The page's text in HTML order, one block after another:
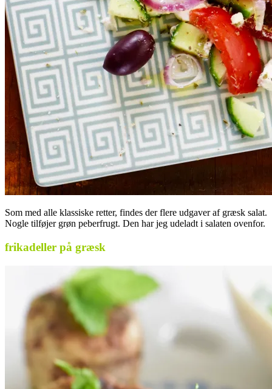
Som med alle klassiske retter, findes der flere udgaver af græsk salat.
Nogle tilføjer grøn peberfrugt. Den har jeg udeladt i salaten ovenfor.
frikadeller på græsk